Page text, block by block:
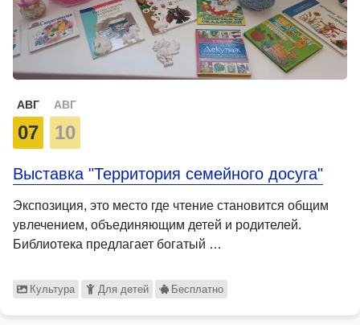
АВГ
07
АВГ
10
Выставка "Территория семейного досуга"
Экспозиция, это место где чтение становится общим
увлечением, объединяющим детей и родителей.
Библиотека предлагает богатый …
Культура Для детей Бесплатно